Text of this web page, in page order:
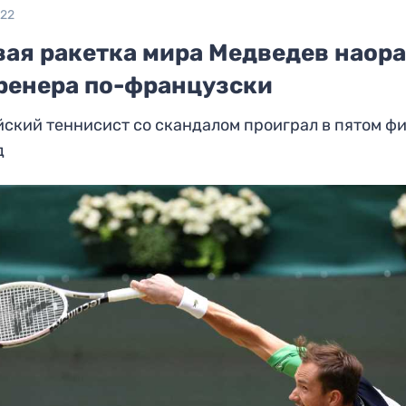
ракетка мира Медведев
по-французски
теннисист со скандалом проиграл в пятом